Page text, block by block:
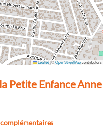
Leaflet|©OpenStreetMapcontributors
Petite Enfance Anne